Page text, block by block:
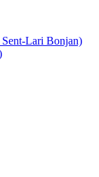
Lari Bonjan)